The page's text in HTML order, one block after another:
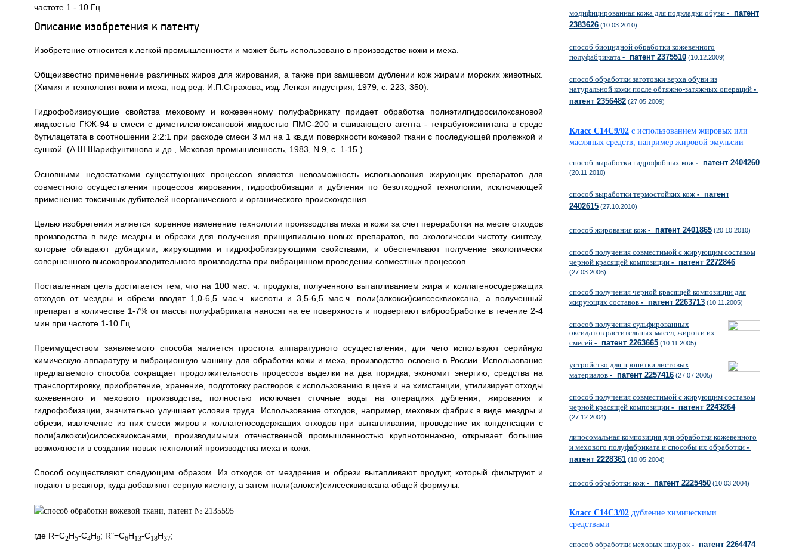
частоте 1 - 10 Гц.
Описание изобретения к патенту
Изобретение относится к легкой промышленности и может быть использовано в производстве кожи и меха.
Общеизвестно применение различных жиров для жирования, а также при замшевом дублении кож жирами морских животных.
(Химия и технология кожи и меха, под ред. И.П.Страхова, изд. Легкая индустрия, 1979, с. 223, 350).
Гидрофобизирующие свойства меховому и кожевенному полуфабрикату придает обработка полиэтилгидросилоксановой
жидкостью ГКЖ-94 в смеси с диметилсилоксановой жидкостью ПМС-200 и сшивающего агента - тетрабутоксититана в среде
бутилацетата в соотношении 2:2:1 при расходе смеси 3 мл на 1 кв.дм поверхности кожевой ткани с последующей пролежкой и
сушкой. (А.Ш.Шарифунтинова и др., Меховая промышленность, 1983, N 9, с. 1-15.)
Основными недостатками существующих процессов является невозможность использования жирующих препаратов для
совместного осуществления процессов жирования, гидрофобизации и дубления по безотходной технологии, исключающей
применение токсичных дубителей неорганического и органического происхождения.
Целью изобретения является коренное изменение технологии производства меха и кожи за счет переработки на месте отходов
производства в виде мездры и обрезки для получения принципиально новых препаратов, по экологически чистоту синтезу,
которые обладают дубящими, жирующими и гидрофобизирующими свойствами, и обеспечивают получение экологически
совершенного высокопроизводительного производства при вибрацинном проведении совместных процессов.
Поставленная цель достигается тем, что на 100 мас. ч. продукта, полученного вытапливанием жира и коллагеносодержащих
отходов от мездры и обрези вводят 1,0-6,5 мас.ч. кислоты и 3,5-6,5 мас.ч. поли(алкокси)силсесквиоксана, а полученный
препарат в количестве 1-7% от массы полуфабриката наносят на ее поверхность и подвергают виброобработке в течение 2-4
мин при частоте 1-10 Гц.
Преимуществом заявляемого способа является простота аппаратурного осуществления, для чего используют серийную
химическую аппаратуру и вибрационную машину для обработки кожи и меха, производство освоено в России. Использование
предлагаемого способа сокращает продолжительность процессов выделки на два порядка, экономит энергию, средства на
транспортировку, приобретение, хранение, подготовку растворов к использованию в цехе и на химстанции, утилизирует отходы
кожевенного и мехового производства, полностью исключает сточные воды на операциях дубления, жирования и
гидрофобизации, значительно улучшает условия труда. Использование отходов, например, меховых фабрик в виде мездры и
обрези, извлечение из них смеси жиров и коллагеносодержащих отходов при вытапливании, проведение их конденсации с
поли(алкокси)силсесквиоксанами, производимыми отечественной промышленностью крупнотоннажно, открывает большие
возможности в создании новых технологий производства меха и кожи.
Способ осуществляют следующим образом. Из отходов от мездрения и обрези вытапливают продукт, который фильтруют и
подают в реактор, куда добавляют серную кислоту, а затем поли(алокси)силсесквиоксана общей формулы:
где R=C2H5-C4H9; R"=C6H13-C18H37;
модифицированная кожа для подкладки обуви - патент
2383626 (10.03.2010)
способ биоцидной обработки кожевенного
полуфабриката - патент 2375510 (10.12.2009)
способ обработки заготовки верха обуви из
натуральной кожи после обтяжно-затяжных операций -
патент 2356482 (27.05.2009)
Класс C14C9/02 с использованием жировых или
масляных средств, например жировой эмульсии
способ выработки гидрофобных кож - патент 2404260
(20.11.2010)
способ выработки термостойких кож - патент
2402615 (27.10.2010)
способ жирования кож - патент 2401865 (20.10.2010)
способ получения совместимой с жирующим составом
черной красящей композиции - патент 2272846
(27.03.2006)
способ получения черной красящей композиции для
жирующих составов - патент 2263713 (10.11.2005)
способ получения сульфированных
оксидатов растительных масел, жиров и их
смесей - патент 2263665 (10.11.2005)
устройство для пропитки листовых
материалов - патент 2257416 (27.07.2005)
способ получения совместимой с жирующим составом
черной красящей композиции - патент 2243264
(27.12.2004)
липосомальная композиция для обработки кожевенного
и мехового полуфабриката и способы их обработки -
патент 2228361 (10.05.2004)
способ обработки кож - патент 2225450 (10.03.2004)
Класс C14C3/02 дубление химическими
средствами
способ обработки меховых шкурок- патент 2264474